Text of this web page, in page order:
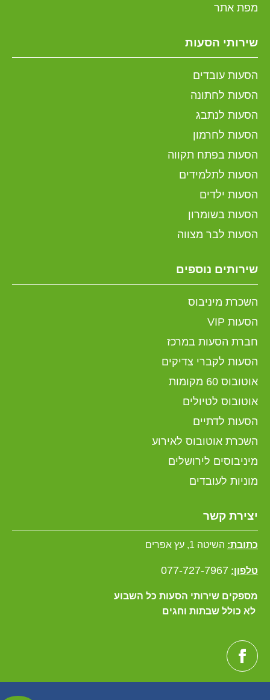
מפת אתר
שירותי הסעות
הסעות עובדים
הסעות לחתונה
הסעות לנתבג
הסעות לחרמון
הסעות בפתח תקווה
הסעות לתלמידים
הסעות ילדים
הסעות בשומרון
הסעות לבר מצווה
שירותים נוספים
השכרת מיניבוס
הסעות VIP
חברת הסעות במרכז
הסעות לקברי צדיקים
אוטובוס 60 מקומות
אוטובוס לטיולים
הסעות לדתיים
השכרת אוטובוס לאירוע
מיניבוסים לירושלים
מוניות לעובדים
יצירת קשר
כתובת: השיטה 1, עץ אפרים
טלפון: 077-727-7967
מספקים שירותי הסעות כל השבוע
לא כולל שבתות וחגים